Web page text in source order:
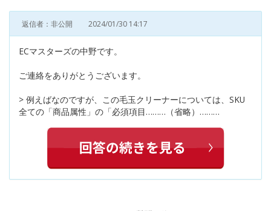
返信者：非公開 2024/01/30 14:17
ECマスターズの中野です。
ご連絡をありがとうございます。
> 例えばなのですが、この毛玉クリーナーについては、SKU
全ての「商品属性」の「必須項目………（省略）………